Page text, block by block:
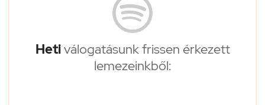
Hetiválogatásunk frissen érkezett
lemezeinkből: